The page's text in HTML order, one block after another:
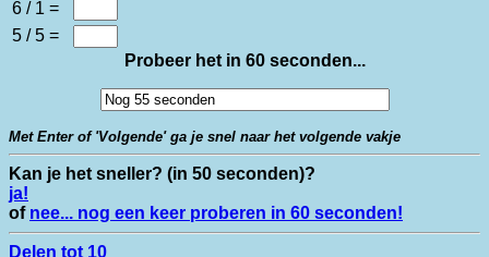
6 / 1 =
5 / 5 =
Probeer het in 60 seconden...
Met Enter of 'Volgende' ga je snel naar het volgende vakje
Kan je het sneller? (in 50 seconden)?
ja!
of nee... nog een keer proberen in 60 seconden!
Delen tot 10